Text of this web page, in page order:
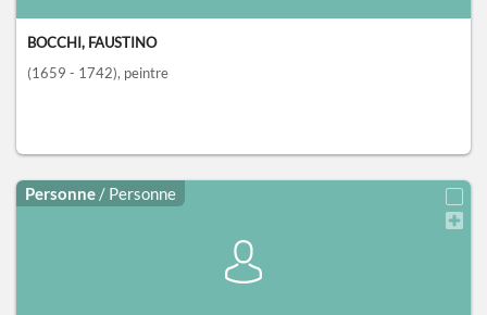
BOCCHI, FAUSTINO
(1659 - 1742), peintre
Personne / Personne